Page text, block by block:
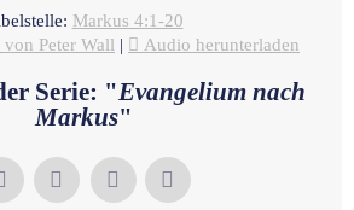
Markus 4:1-20
Peter Wall | Audio herunterladen
Serie: "Evangelium nach
Markus"